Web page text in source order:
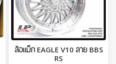
ล้อแม็ก EAGLE V10 ลาย BBS
RS